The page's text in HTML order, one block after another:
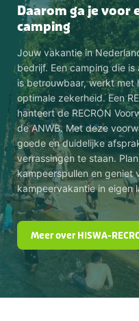
Daarom ga je voor
camping
Jouw vakantie in
bedrijf. Een camping die is
is betrouwbaar, werkt met
optimale zekerheid. Een
hanteert de RECRON
de ANWB. Met deze
goede en duidelijke
verrassingen te staan.
kampeerspullen en geniet
kampeervakantie in eigen
Meer over HISWA-